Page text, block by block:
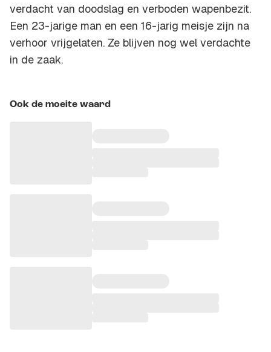
verdacht van doodslag en verboden wapenbezit.
Een 23-jarige man en een 16-jarig meisje zijn na
verhoor vrijgelaten. Ze blijven nog wel verdachte
in de zaak.
Ook de moeite waard